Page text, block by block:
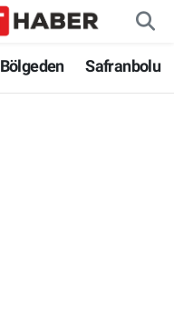
Bölgeden Safranbolu